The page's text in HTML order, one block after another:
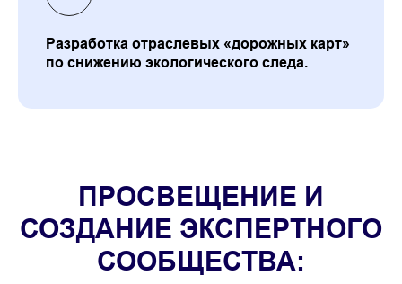
Разработка отраслевых «дорожных карт»
по снижению экологического следа.
ПРОСВЕЩЕНИЕ И
СОЗДАНИЕ ЭКСПЕРТНОГО
СООБЩЕСТВА: